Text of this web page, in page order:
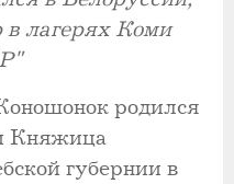
в лагерях Коми
родился
Княжица
губернии в